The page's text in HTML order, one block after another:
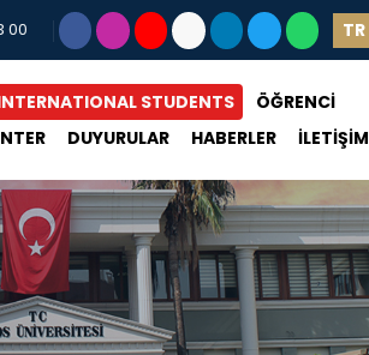
00 TR
STUDENTS
ÖĞRENCİ
DUYURULAR HABERLER İLETİŞİM